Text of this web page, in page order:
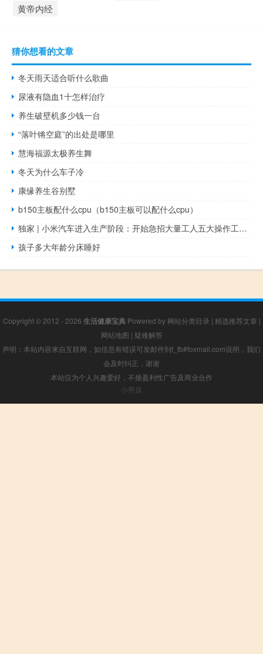
黄帝内经
猜你想看的文章
冬天雨天适合听什么歌曲
尿液有隐血1十怎样治疗
养生破壁机多少钱一台
“落叶锵空庭”的出处是哪里
慧海福源太极养生舞
冬天为什么车子冷
康缘养生谷别墅
b150主板配什么cpu（b150主板可以配什么cpu）
独家 | 小米汽车进入生产阶段：开始急招大量工人五大操作工种缺口达百人
孩子多大年龄分床睡好
Copyright © 2012 - 2026 生活健康宝典Powered by 网站分类目录 | 精选推荐文章 |
网站地图 | 疑难解答
声明：本站内容来自互联网，如信息有错误可发邮件到f_fb#foxmail.com说明，我们
会及时纠正，谢谢
本站仅为个人兴趣爱好，不接盈利性广告及商业合作
小男孩